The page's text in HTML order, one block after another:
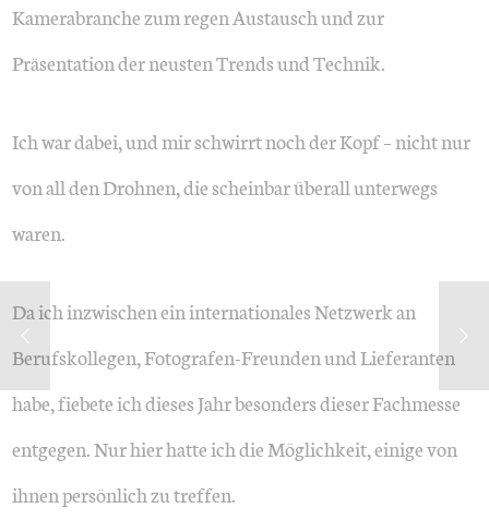
Kamerabranche zum regen Austausch und zur
Präsentation der neusten Trends und Technik.
Ich war dabei, und mir schwirrt noch der Kopf – nicht nur
von all den Drohnen, die scheinbar überall unterwegs
waren.
Da ich inzwischen ein internationales Netzwerk an
Berufskollegen, Fotografen-Freunden und Lieferanten
habe, fiebete ich dieses Jahr besonders dieser Fachmesse
entgegen. Nur hier hatte ich die Möglichkeit, einige von
ihnen persönlich zu treffen.